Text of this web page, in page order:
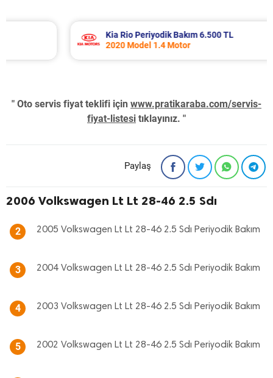
Kia Rio Periyodik Bakım 6.500 TL
2020 Model 1.4 Motor
" Oto servis fiyat teklifi için www.pratikaraba.com/servis-
fiyat-listesi tıklayınız. "
Paylaş
2006 Volkswagen Lt Lt 28-46 2.5 Sdı
2 2005 Volkswagen Lt Lt 28-46 2.5 Sdı Periyodik Bakım
3 2004 Volkswagen Lt Lt 28-46 2.5 Sdı Periyodik Bakım
4 2003 Volkswagen Lt Lt 28-46 2.5 Sdı Periyodik Bakım
5 2002 Volkswagen Lt Lt 28-46 2.5 Sdı Periyodik Bakım